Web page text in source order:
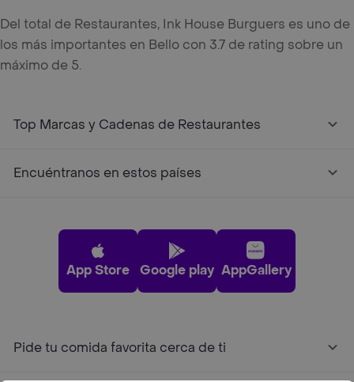
Del total de Restaurantes, Ink House Burguers es uno de
los más importantes en Bello con 3.7 de rating sobre un
máximo de 5.
Top Marcas y Cadenas de Restaurantes
Encuéntranos en estos países
App Store Google play AppGallery
Pide tu comida favorita cerca de ti